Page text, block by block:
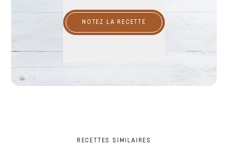
NOTEZ LA RECETTE
RECETTES SIMILAIRES